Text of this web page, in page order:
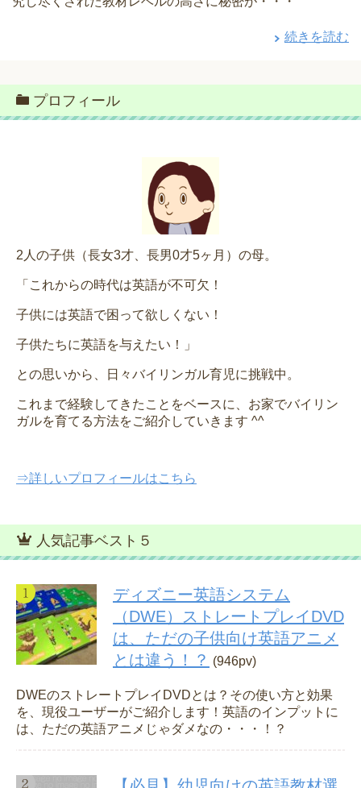
続きを読む
プロフィール
2人の子供（長女3才、長男0才5ヶ月）の母。
「これからの時代は英語が不可欠！
子供には英語で困って欲しくない！
子供たちに英語を与えたい！」
との思いから、日々バイリンガル育児に挑戦中。
これまで経験してきたことをベースに、お家でバイリン
ガルを育てる方法をご紹介していきます ^^
⇒詳しいプロフィールはこちら
人気記事ベスト５
ディズニー英語システム
（DWE）ストレートプレイDVD
は、ただの子供向け英語アニメ
とは違う！？ (946pv)
DWEのストレートプレイDVDとは？その使い方と効果
を、現役ユーザーがご紹介します！英語のインプットに
は、ただの英語アニメじゃダメなの・・・！？